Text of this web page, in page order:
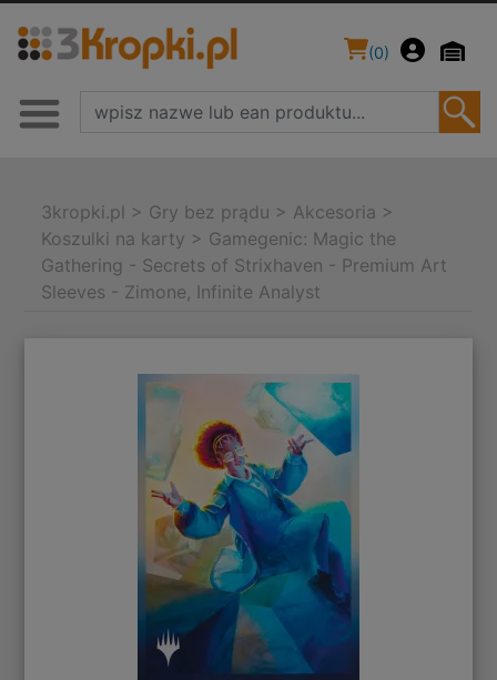
(0)
3kropki.pl > Gry bez prądu > Akcesoria >
Koszulki na karty > Gamegenic: Magic the
Gathering - Secrets of Strixhaven - Premium Art
Sleeves - Zimone, Infinite Analyst